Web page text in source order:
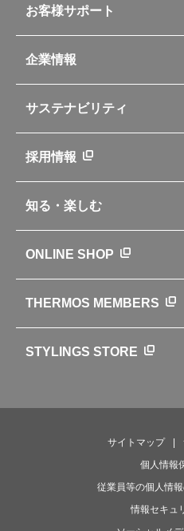
ソフトクーラー・バッグ
自転車専用ボトル
アパレル小物
新製品一覧
カタログ
スープジャーレシピ
イージースモーカーレシピ
レシピ本のご紹介
お客様サポート
交換用部品の購入方法
部品の種類や販売状況を調べる
よくあるご質問・お問い合わせ
企業情報
企業理念
会社概要
ニュース
世界のサーモス
サーモスの歴史
サステナビリティ
採用情報
知る・楽しむ
クラブサーモス
WEBマガジン
お弁当にエールを込めて
ONLINE SHOP
THERMOS MEMBERS
STYLINGS STORE
サイトマップ
個人情報
従業員等の個人情
情報セキュ